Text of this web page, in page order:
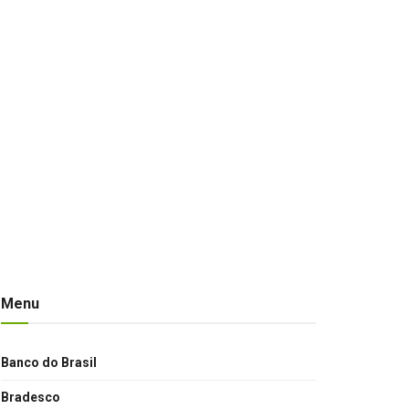
Menu
Banco do Brasil
Bradesco